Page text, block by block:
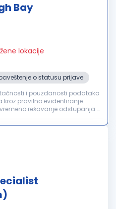
Bay
lokacije
o statusu prijave
pravilno evidentiranje
rešavanje odstupanja.